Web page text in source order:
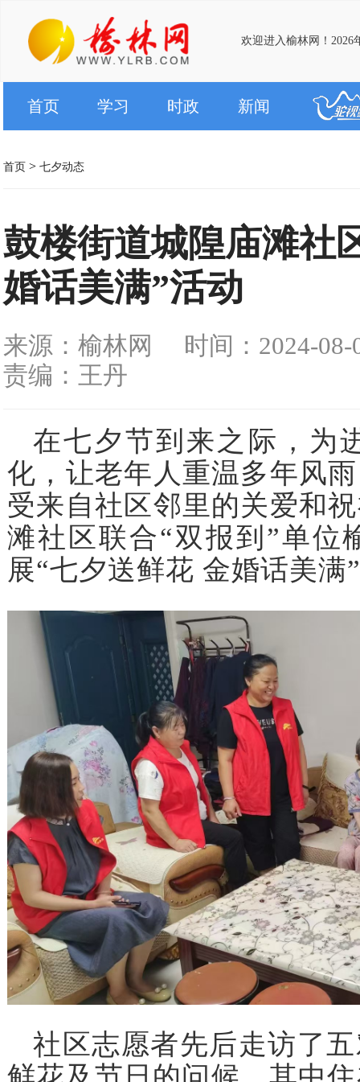
欢迎进入榆林网！2026
首页 学习 时政 新闻
首页 > 七夕动态
鼓楼街道城隍庙滩社
婚话美满”活动
来源：榆林网
时间：2024-08-
责编：王丹
在七夕节到来之际，为
化，让老年人重温多年风
受来自社区邻里的关爱和
滩社区联合“双报到”单位
展“七夕送鲜花 金婚话美满
社区志愿者先后走访了